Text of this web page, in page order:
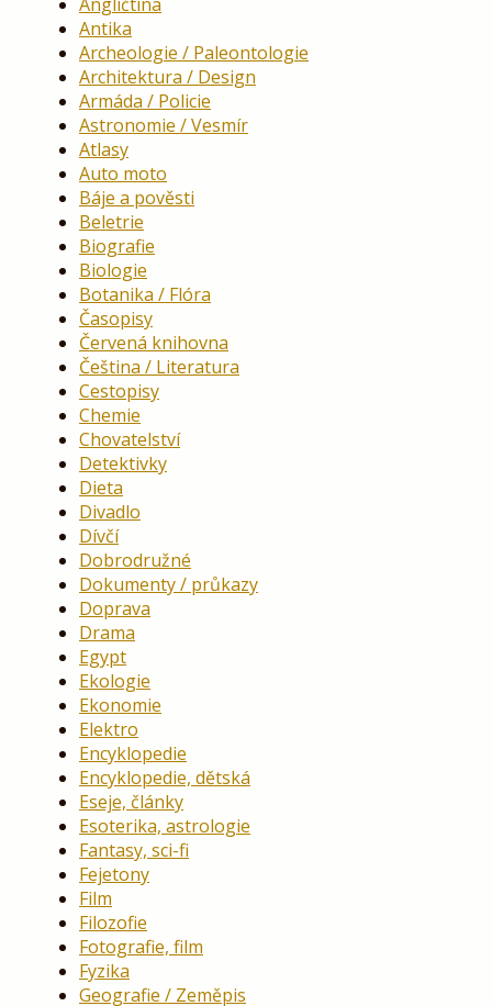
Antika
Archeologie / Paleontologie
Architektura / Design
Armáda / Policie
Astronomie / Vesmír
Atlasy
Auto moto
Báje a pověsti
Beletrie
Biografie
Biologie
Botanika / Flóra
Časopisy
Červená knihovna
Čeština / Literatura
Cestopisy
Chemie
Chovatelství
Detektivky
Dieta
Divadlo
Dívčí
Dobrodružné
Dokumenty / průkazy
Doprava
Drama
Egypt
Ekologie
Ekonomie
Elektro
Encyklopedie
Encyklopedie, dětská
Eseje, články
Esoterika, astrologie
Fantasy, sci-fi
Fejetony
Film
Filozofie
Fotografie, film
Fyzika
Geografie / Zeměpis